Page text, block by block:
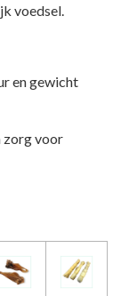
voedsel.
en gewicht
zorg voor